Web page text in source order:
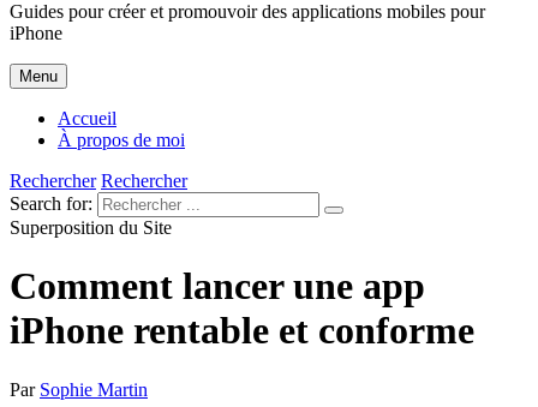
Guides pour créer et promouvoir des applications mobiles pour
iPhone
Menu
Accueil
À propos de moi
Rechercher Rechercher
Search for:
Superposition du Site
Comment lancer une app
iPhone rentable et conforme
Par Sophie Martin